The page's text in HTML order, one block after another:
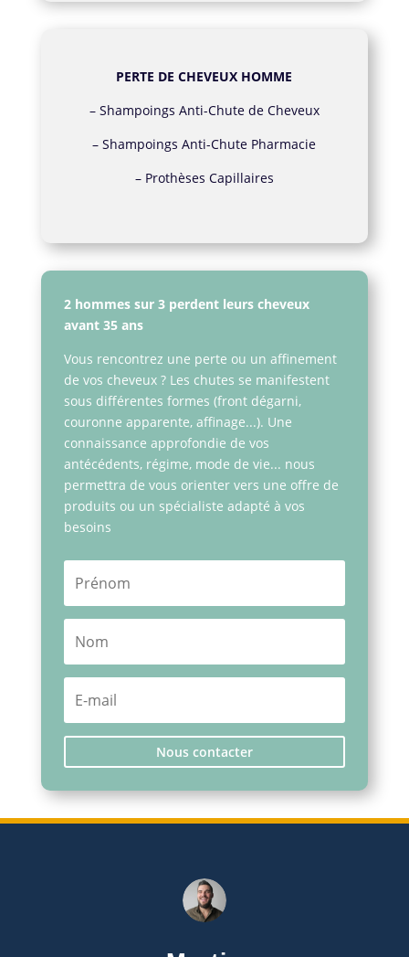
PERTE DE CHEVEUX HOMME
– Shampoings Anti-Chute de Cheveux
–Shampoings Anti-Chute Pharmacie
– Prothèses Capillaires
2 hommes sur 3 perdent leurs cheveux
avant 35 ans
Vous rencontrez une perte ou un affinement
de vos cheveux ? Les chutes se manifestent
sous différentes formes (front dégarni,
couronne apparente, affinage...). Une
connaissance approfondie de vos
antécédents, régime, mode de vie... nous
permettra de vous orienter vers une offre de
produits ou un spécialiste adapté à vos
besoins
Nous contacter